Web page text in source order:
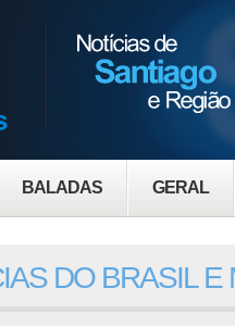
BALADAS GERAL
DO BRASIL E